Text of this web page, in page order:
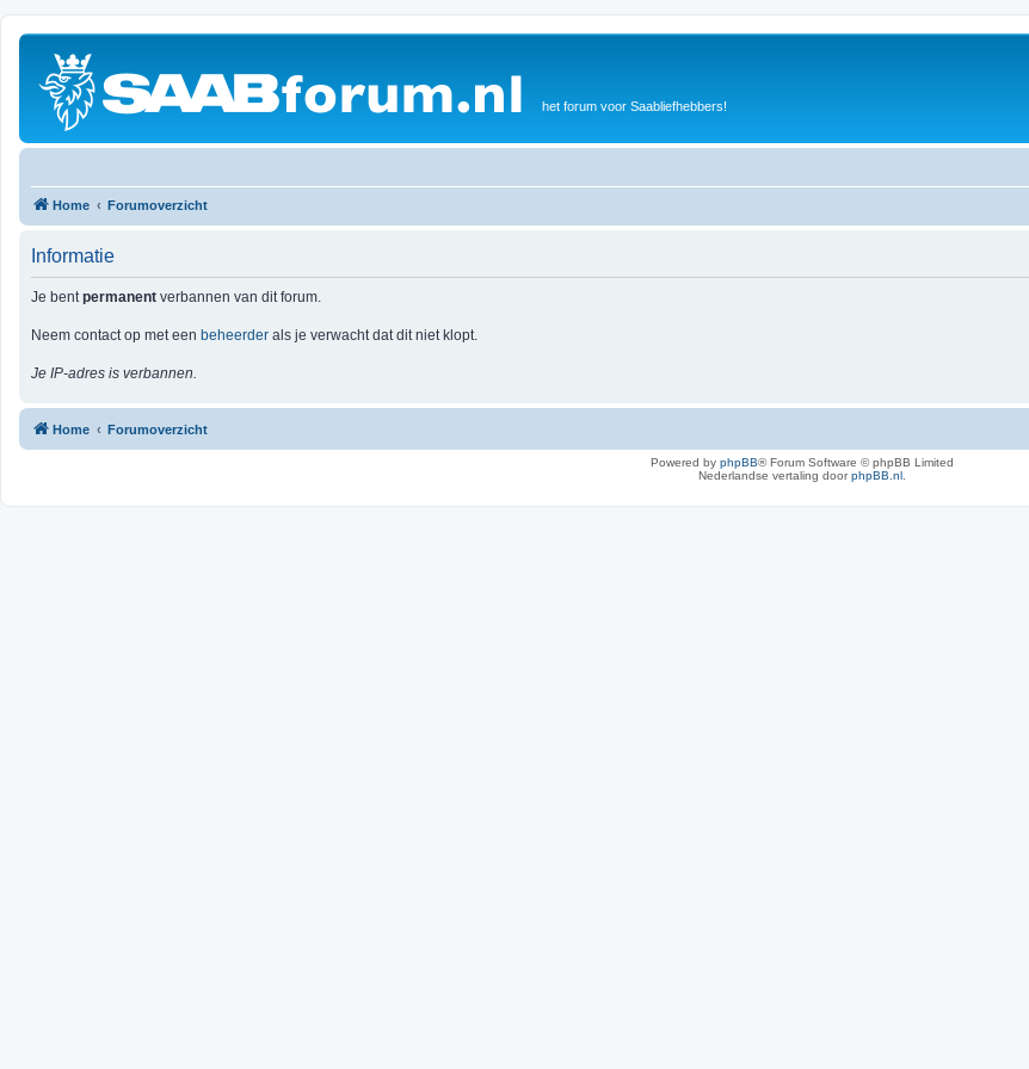
het forum voor Saabliefhebbers!
Home Forumoverzicht
Informatie
Je bentpermanent verbannen van dit forum.
Neem contact op met een beheerder als je verwacht dat dit niet klopt.
Je IP-adres is verbannen.
Home Forumoverzicht
Powered by phpBB® Forum Software © phpBB Limited
Nederlandse vertaling doorphpBB.nl